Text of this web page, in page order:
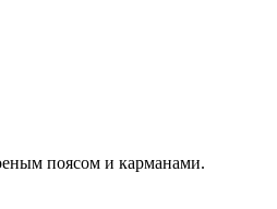
поясом и карманами.